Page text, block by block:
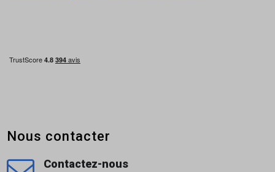
Nous contacter
Contactez-nous